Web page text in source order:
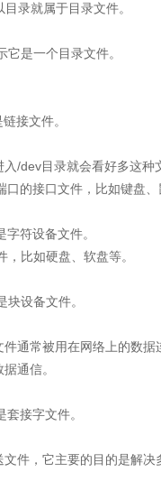
录就属于目录文件。
是一个目录文件。
接文件。
/dev目录就会看好多这种
的接口文件，比如键盘、
符设备文件。
比如硬盘、软盘等。
设备文件。
通常被用在网络上的数
通信。
接字文件。
件，它主要的目的是解